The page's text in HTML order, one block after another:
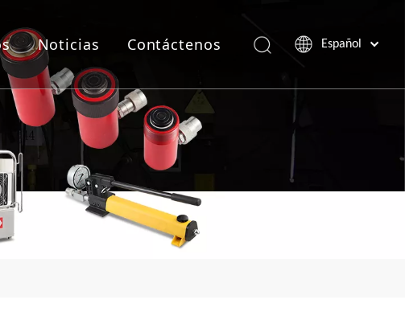
Noticias Contáctenos
Español
Pусский